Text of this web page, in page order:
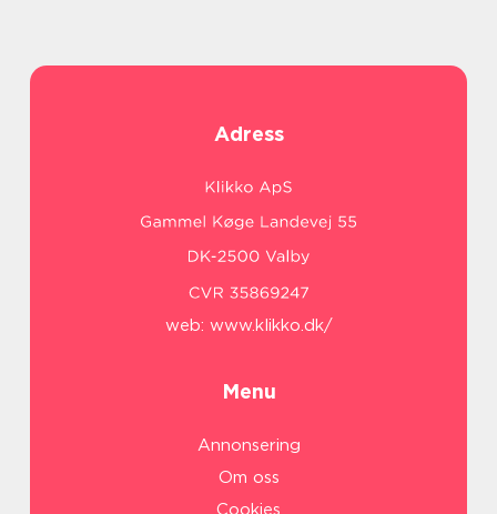
Adress
web: www.klikko.dk/
Menu
Annonsering
Om oss
Cookies